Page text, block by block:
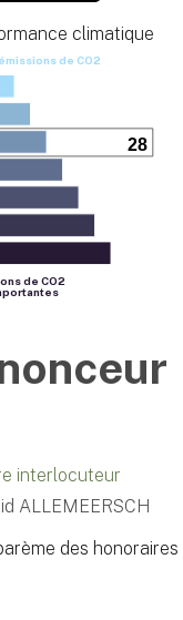
climatique
de CO2
28
de CO2
interlocuteur
ALLEMEERSCH
des honoraires